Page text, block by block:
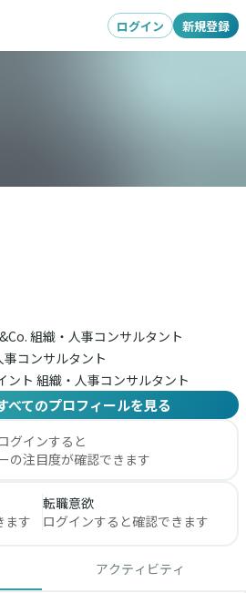
ログイン 新規登録
組織・人事コンサルタント
コンサルタント
ント 組織・人事コンサルタント
べてのプロフィールを見る
グインすると
の注目度が確認できます
ます
転職意欲
ログインすると確認できます
アクティビティ